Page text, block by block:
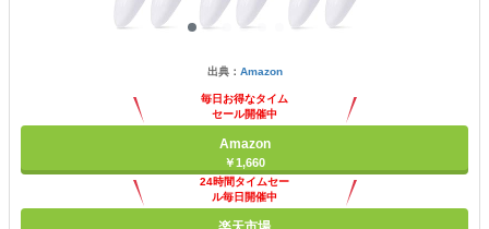
出典： Amazon
毎日お得なタイム
セール開催中
Amazon
￥1,660
24時間タイムセー
ル毎日開催中